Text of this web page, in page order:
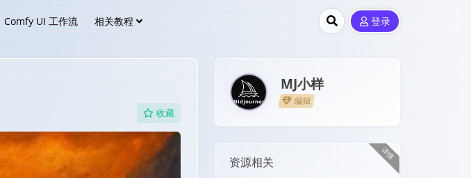
Comfy UI 工作流 相关教程 登录
收藏
MJ小样
编辑
详情
资源相关